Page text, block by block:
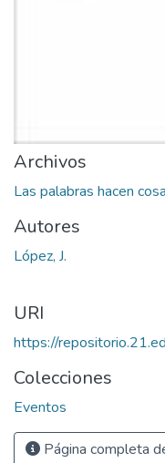
Archivos
Las palabras hacen
Autores
López, J.
URI
https://
Colecciones
Eventos
Página completa